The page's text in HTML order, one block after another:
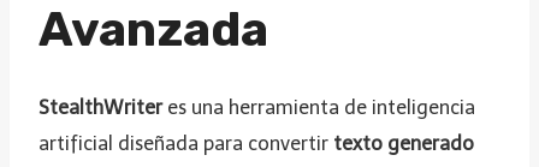
Avanzada
StealthWriteres una herramienta de inteligencia
artificial diseñada para convertir texto generado